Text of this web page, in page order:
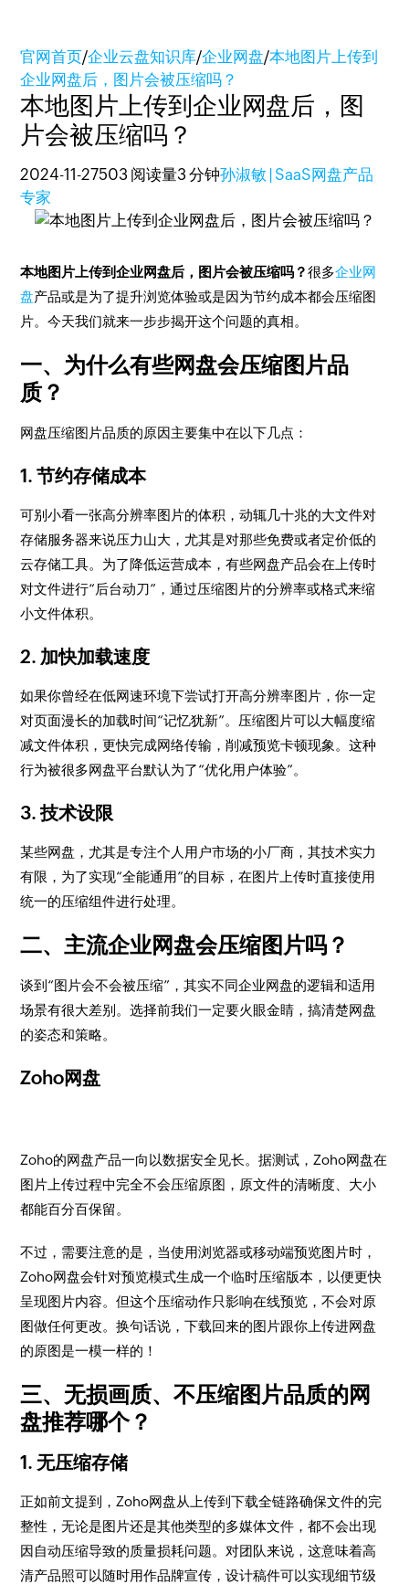
官网首页/企业云盘知识库/企业网盘/本地图片上传到
企业网盘后，图片会被压缩吗？
本地图片上传到企业网盘后，图
片会被压缩吗？
2024-11-27503 阅读量3 分钟孙淑敏 | SaaS网盘产品
专家
本地图片上传到企业网盘后，图片会被压缩吗？很多企业网
盘产品或是为了提升浏览体验或是因为节约成本都会压缩图
片。今天我们就来一步步揭开这个问题的真相。
一、为什么有些网盘会压缩图片品
质？
网盘压缩图片品质的原因主要集中在以下几点：
1. 节约存储成本
可别小看一张高分辨率图片的体积，动辄几十兆的大文件对
存储服务器来说压力山大，尤其是对那些免费或者定价低的
云存储工具。为了降低运营成本，有些网盘产品会在上传时
对文件进行“后台动刀”，通过压缩图片的分辨率或格式来缩
小文件体积。
2. 加快加载速度
如果你曾经在低网速环境下尝试打开高分辨率图片，你一定
对页面漫长的加载时间“记忆犹新”。压缩图片可以大幅度缩
减文件体积，更快完成网络传输，削减预览卡顿现象。这种
行为被很多网盘平台默认为了“优化用户体验”。
3. 技术设限
某些网盘，尤其是专注个人用户市场的小厂商，其技术实力
有限，为了实现“全能通用”的目标，在图片上传时直接使用
统一的压缩组件进行处理。
二、主流企业网盘会压缩图片吗？
谈到“图片会不会被压缩”，其实不同企业网盘的逻辑和适用
场景有很大差别。选择前我们一定要火眼金睛，搞清楚网盘
的姿态和策略。
Zoho网盘
Zoho的网盘产品一向以数据安全见长。据测试，Zoho网盘在
图片上传过程中完全不会压缩原图，原文件的清晰度、大小
都能百分百保留。
不过，需要注意的是，当使用浏览器或移动端预览图片时，
Zoho网盘会针对预览模式生成一个临时压缩版本，以便更快
呈现图片内容。但这个压缩动作只影响在线预览，不会对原
图做任何更改。换句话说，下载回来的图片跟你上传进网盘
的原图是一模一样的！
三、无损画质、不压缩图片品质的网
盘推荐哪个？
1. 无压缩存储
正如前文提到，Zoho网盘从上传到下载全链路确保文件的完
整性，无论是图片还是其他类型的多媒体文件，都不会出现
因自动压缩导致的质量损耗问题。对团队来说，这意味着高
清产品照可以随时用作品牌宣传，设计稿件可以实现细节级